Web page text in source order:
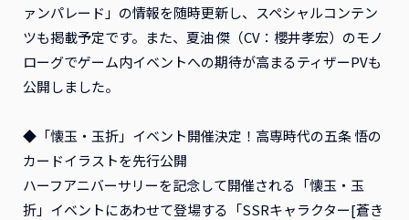
ァンパレード」の情報を随時更新し、スペシャルコンテン
ツも掲載予定です。また、夏油 傑（CV：櫻井孝宏）のモノ
ローグでゲーム内イベントへの期待が高まるティザーPVも
公開しました。
◆「懐玉・玉折」イベント開催決定！高専時代の五条 悟の
カードイラストを先行公開
ハーフアニバーサリーを記念して開催される「懐玉・玉
折」イベントにあわせて登場する「SSRキャラクター[蒼き